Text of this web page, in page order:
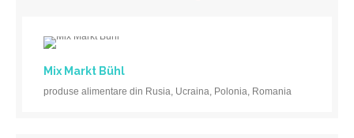
Mix Markt Bühl
produse alimentare din Rusia, Ucraina, Polonia, Romania